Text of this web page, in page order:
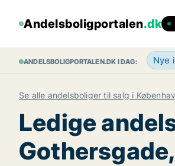
Andelsboligportalen.dk
ANDELSBOLIGPORTALEN.DK I DAG: Nye
Se alle andelsboliger til salg i
Ledige